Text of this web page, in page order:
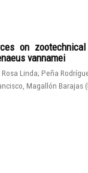
on
vannamei
Linda;Peña
Magallón Barajas (